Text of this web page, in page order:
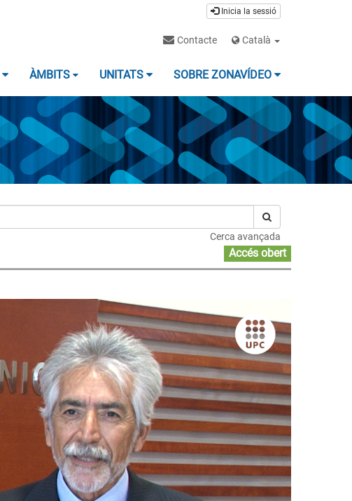
Inicia la sessió
Contacte Català
ÀMBITS UNITATS SOBRE ZONAVÍDEO
Cerca avançada
Accés obert